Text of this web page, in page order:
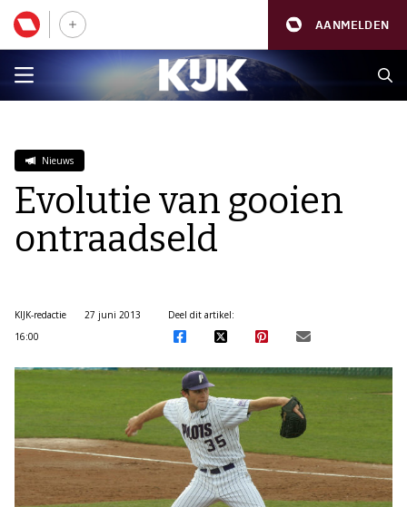
AANMELDEN
Nieuws
Evolutie van gooien
ontraadseld
KIJK-redactie
27 juni 2013
16:00
Deel dit artikel: